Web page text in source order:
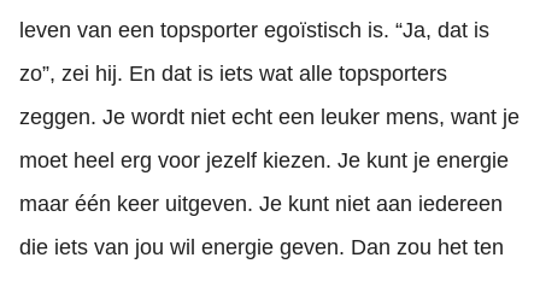
leven van een topsporter egoïstisch is. “Ja, dat is
zo”, zei hij. En dat is iets wat alle topsporters
zeggen. Je wordt niet echt een leuker mens, want je
moet heel erg voor jezelf kiezen. Je kunt je energie
maar één keer uitgeven. Je kunt niet aan iedereen
die iets van jou wil energie geven. Dan zou het ten